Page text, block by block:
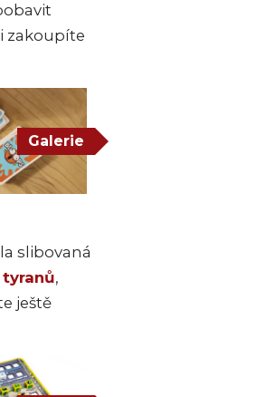
zakoupíte
Galerie
slibovaná
,
ještě